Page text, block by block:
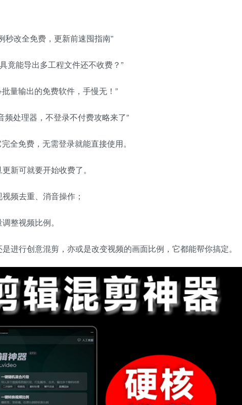
秒改全免费，更新前速囤指南”
竟能导出多工程文件还不收费？”
量输出的免费软件，手慢无！”
频处理器，不登录不付费攻略来了”
全免费，无需登录就能直接使用。
新可就要开始收费了。
频去重、消音操作；
整视频比例。
进行创意混剪，亦或是改变视频的画面比例，它都能帮你搞定。